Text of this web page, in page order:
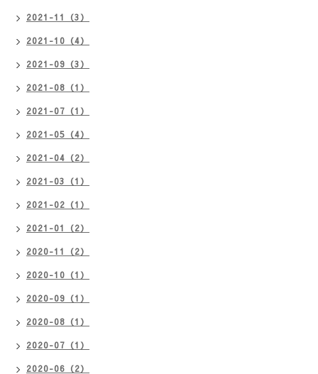
2021-11（3）
2021-10（4）
2021-09（3）
2021-08（1）
2021-07（1）
2021-05（4）
2021-04（2）
2021-03（1）
2021-02（1）
2021-01（2）
2020-11（2）
2020-10（1）
2020-09（1）
2020-08（1）
2020-07（1）
2020-06（2）